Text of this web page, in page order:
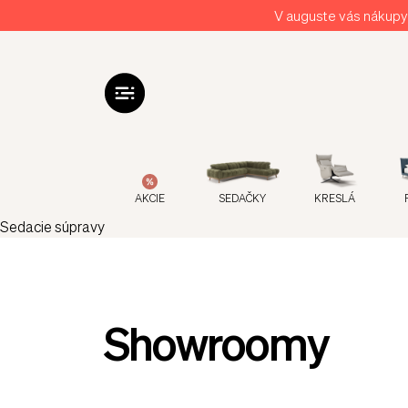
V auguste vás
AKCIE SEDAČKY KRESLÁ
Sedacie súpravy
Showroomy